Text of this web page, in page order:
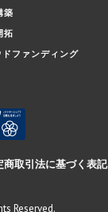
築
拓
ドファンディング
商取引法に基づく表記
Reserved.